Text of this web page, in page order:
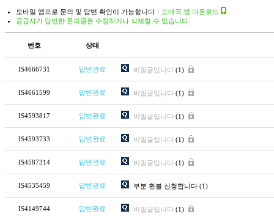
모바일 앱으로 문의 및 답변 확인이 가능합니다
도매꾹 앱 다운로드
공급사가 답변한 문의글은 수정하거나 삭제할 수 없습니다.
번호 상태
IS4666731 답변완료 비밀글입니다 (1)
IS4661599 답변완료 비밀글입니다 (1)
IS4593817 답변완료 비밀글입니다 (1)
IS4593733 답변완료 비밀글입니다 (1)
IS4587314 답변완료 비밀글입니다 (1)
IS4535459 답변완료 부분 환불 신청합니다 (1)
IS4149744 답변완료 비밀글입니다 (1)